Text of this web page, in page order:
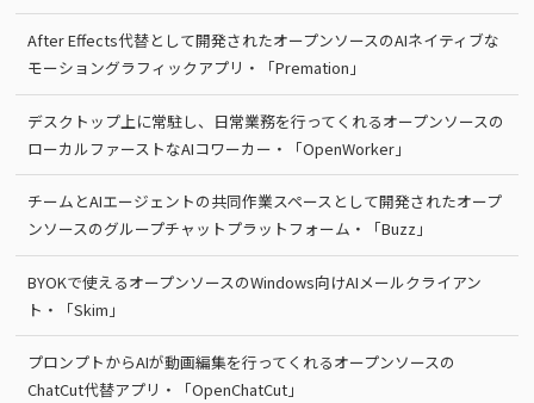
After Effects代替として開発されたオープンソースのAIネイティブな
モーショングラフィックアプリ・「Premation」
デスクトップ上に常駐し、日常業務を行ってくれるオープンソースの
ローカルファーストなAIコワーカー・「OpenWorker」
チームとAIエージェントの共同作業スペースとして開発されたオープ
ンソースのグループチャットプラットフォーム・「Buzz」
BYOKで使えるオープンソースのWindows向けAIメールクライアン
ト・「Skim」
プロンプトからAIが動画編集を行ってくれるオープンソースの
ChatCut代替アプリ・「OpenChatCut」